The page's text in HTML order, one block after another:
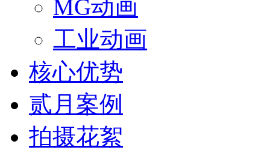
MG动画
工业动画
核心优势
贰月案例
拍摄花絮